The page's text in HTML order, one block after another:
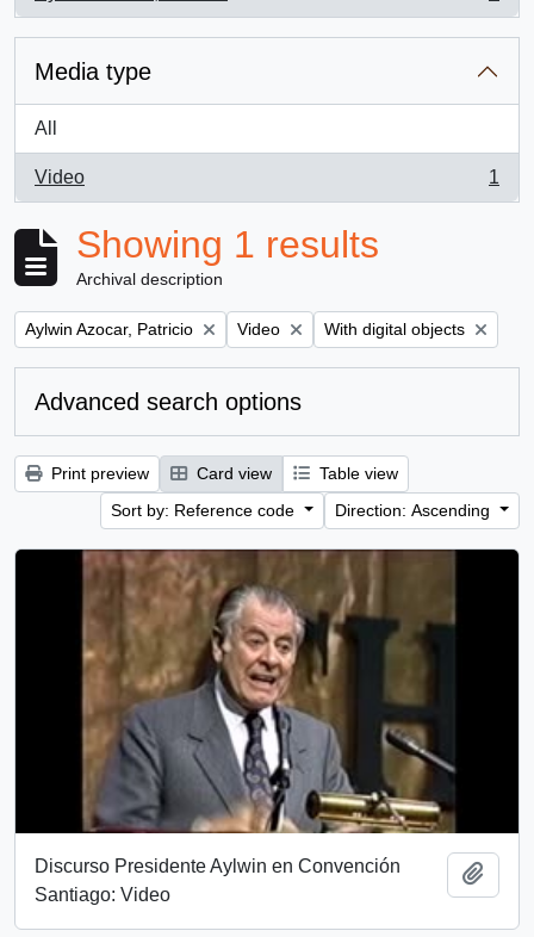
, 1 results
Media type
All
Video
, 1 results
1
Showing 1 results
Archival description
Remove filter:
Aylwin Azocar, Patricio Remove filter:
Video Remove filter:
With digital objects
Advanced search options
Print preview Card view
Table view
Sort by: Reference code
Direction: Ascending
Discurso Presidente Aylwin en Convención
Santiago: Video